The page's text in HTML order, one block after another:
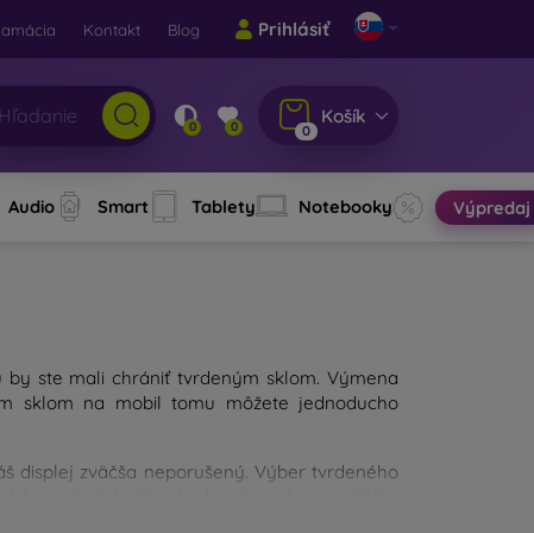
Kontakt Blog Prihlásiť
0 0 0
Košík
Audio Smart Tablety Notebooky Výpredaj
ste mali chrániť tvrdeným sklom. Výmena
sklom na mobil tomu môžete jednoducho
displej zväčša neporušený. Výber tvrdeného
pri výbere zamerať?